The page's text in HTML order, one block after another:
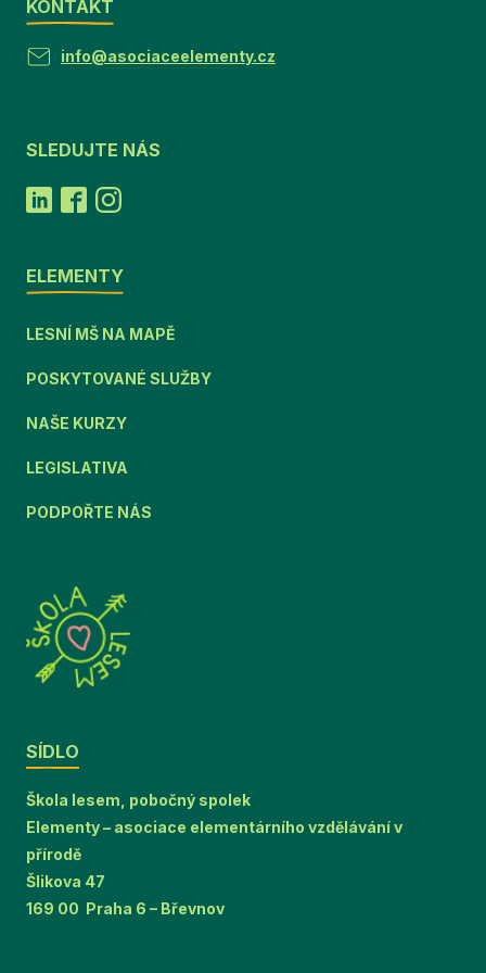
KONTAKT
info@asociaceelementy.cz
SLEDUJTE NÁS
ELEMENTY
LESNÍ MŠ NA MAPĚ
POSKYTOVANÉ SLUŽBY
NAŠE KURZY
LEGISLATIVA
PODPOŘTE NÁS
SÍDLO
Škola lesem, pobočný spolek
Elementy – asociace elementárního vzdělávání v
přírodě
Šlikova 47
169 00 Praha 6 – Břevnov